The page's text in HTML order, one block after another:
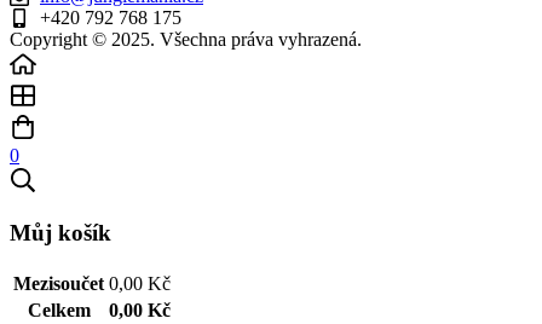
+420 792 768 175
Copyright © 2025. Všechna práva vyhrazená.
0
Můj košík
Mezisoučet 0,00 Kč
Celkem
0,00 Kč